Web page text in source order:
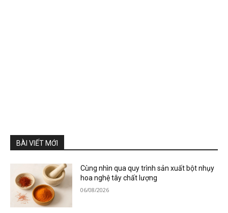
BÀI VIẾT MỚI
Cùng nhìn qua quy trình sản xuất bột nhụy
hoa nghệ tây chất lượng
06/08/2026